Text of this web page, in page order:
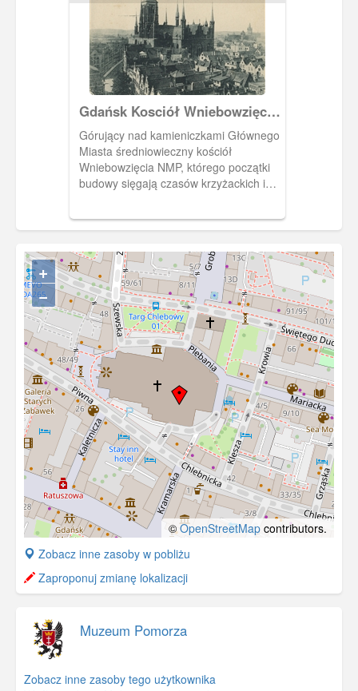
Gdańsk Kosciół Wniebowzięcia
NMP, Danzig Die Miarienkirche
Górujący nad kamieniczkami Głównego
Miasta średniowieczny kościół
Wniebowzięcia NMP, którego początki
budowy sięgają czasów krzyżackich i
obecną wysokość osiągnęła w 2 poł. XV
+
−
©OpenStreetMap contributors.
+
−
Zobacz inne zasoby w pobliżu
Zaproponuj zmianę lokalizacji
Muzeum Pomorza
Zobacz inne zasoby tego użytkownika